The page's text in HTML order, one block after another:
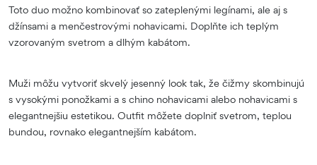
Toto duo možno kombinovať so zateplenými legínami, ale aj s
džínsami a menčestrovými nohavicami. Doplňte ich teplým
vzorovaným svetrom a dlhým kabátom.
Muži môžu vytvoriť skvelý jesenný look tak, že čižmy skombinujú
s vysokými ponožkami a s chino nohavicami alebo nohavicami s
elegantnejšiu estetikou. Outfit môžete doplniť svetrom, teplou
bundou, rovnako elegantnejším kabátom.